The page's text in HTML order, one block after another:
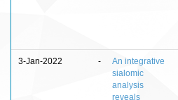
3-Jan-2022 -
An integrative
sialomic
analysis
reveals